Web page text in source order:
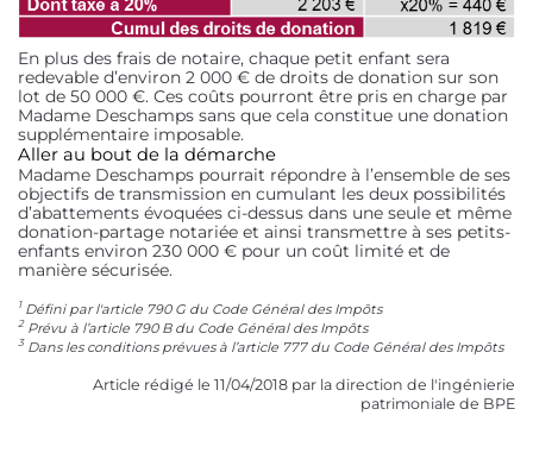
En plus des frais de notaire, chaque petit enfant sera
redevable d’environ 2 000 € de droits de donation sur son
lot de 50 000 €. Ces coûts pourront être pris en charge par
Madame Deschamps sans que cela constitue une donation
supplémentaire imposable.
Aller au bout de la démarche
Madame Deschamps pourrait répondre à l’ensemble de ses
objectifs de transmission en cumulant les deux possibilités
d’abattements évoquées ci-dessus dans une seule et même
donation-partage notariée et ainsi transmettre à ses petits-
enfants environ 230 000 € pour un coût limité et de
manière sécurisée.
1Défini par l'article 790 G du Code Général des Impôts
2Prévu à l’article 790 B du Code Général des Impôts
3 Dans les conditions prévues à l’article 777 du Code Général des Impôts
Article rédigé le 11/04/2018 par la direction de l'ingénierie
patrimoniale de BPE